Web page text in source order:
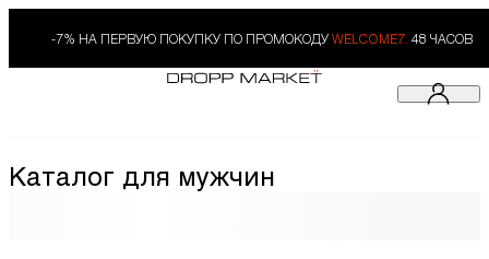
-7% НА ПЕРВУЮ ПОКУПКУ ПО ПРОМОКОДУ WELCOME7. 48 ЧАСОВ
Каталог для мужчин